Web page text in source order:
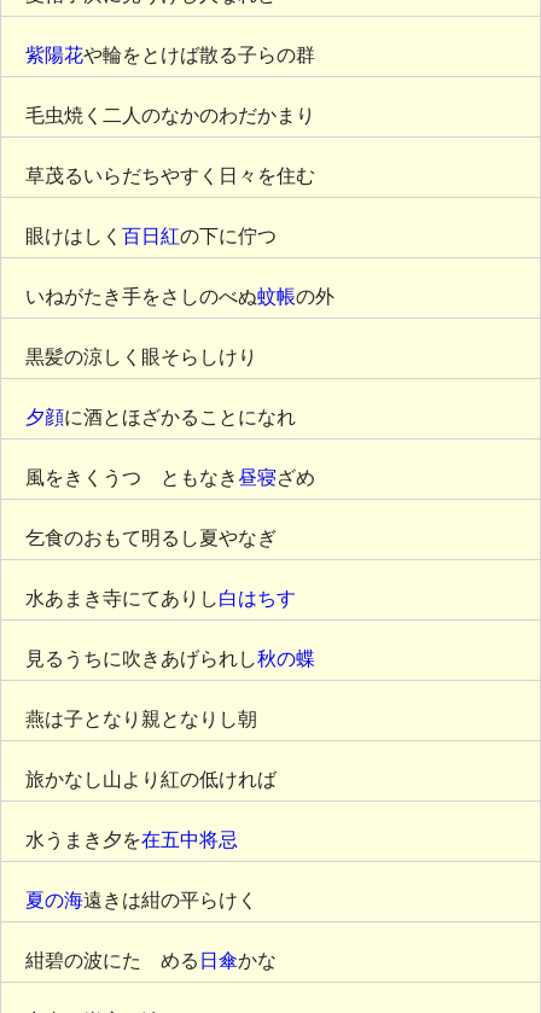
紫陽花や輪をとけば散る子らの群
毛虫焼く二人のなかのわだかまり
草茂るいらだちやすく日々を住む
眼けはしく 百日紅の下に佇つ
いねがたき手をさしのべぬ蚊帳の外
黒髪の涼しく眼そらしけり
夕顔に酒とほざかることになれ
風をきくうつゝともなき昼寝ざめ
乞食のおもて明るし夏やなぎ
水あまき寺にてありし白はちす
見るうちに吹きあげられし秋の蝶
燕は子となり親となりし朝
旅かなし山より紅の低ければ
水うまき夕を在五中将忌
夏の海遠きは紺の平らけく
紺碧の波にたゝめる 日傘かな